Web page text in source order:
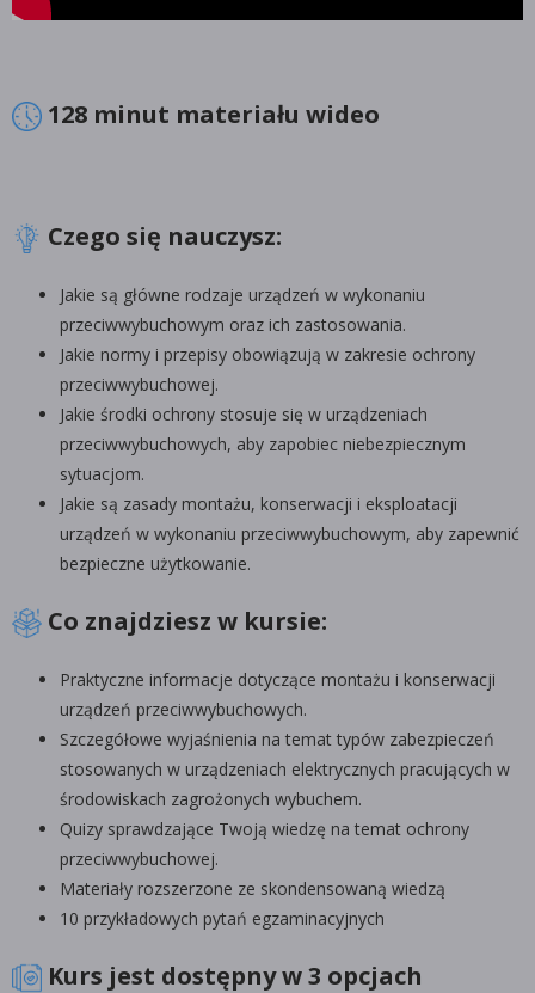
128 minut materiału wideo
Czego się nauczysz:
Jakie są główne rodzaje urządzeń w wykonaniu
przeciwwybuchowym oraz ich zastosowania.
Jakie normy i przepisy obowiązują w zakresie ochrony
przeciwwybuchowej.
Jakie środki ochrony stosuje się w urządzeniach
przeciwwybuchowych, aby zapobiec niebezpiecznym
sytuacjom.
Jakie są zasady montażu, konserwacji i eksploatacji
urządzeń w wykonaniu przeciwwybuchowym, aby zapewnić
bezpieczne użytkowanie.
Co znajdziesz w kursie:
Praktyczne informacje dotyczące montażu i konserwacji
urządzeń przeciwwybuchowych.
Szczegółowe wyjaśnienia na temat typów zabezpieczeń
stosowanych w urządzeniach elektrycznych pracujących w
środowiskach zagrożonych wybuchem.
Quizy sprawdzające Twoją wiedzę na temat ochrony
przeciwwybuchowej.
Materiały rozszerzone ze skondensowaną wiedzą
10 przykładowych pytań egzaminacyjnych
Kurs jest dostępny w 3 opcjach